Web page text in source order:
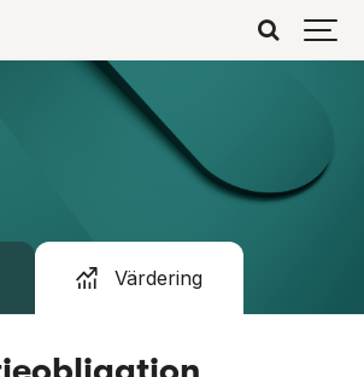
Värdering